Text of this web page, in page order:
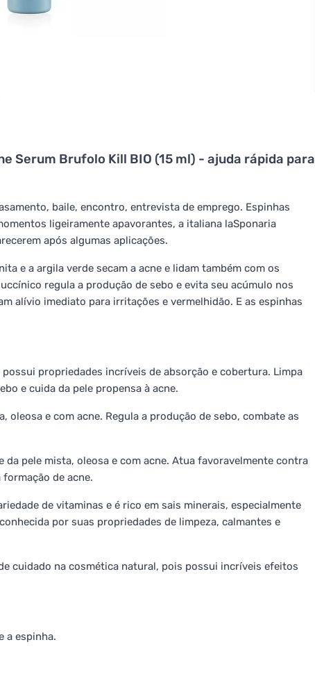
Serum Brufolo Kill BIO (15 ml) - ajuda rápida para
baile, encontro, entrevista de emprego. Espinhas
ligeiramente apavorantes, a italiana laSponaria
após algumas aplicações.
e a argila verde secam a acne e lidam também com os
regula a produção de sebo e evita seu acúmulo nos
alívio imediato para irritações e vermelhidão. E as espinhas
possui propriedades incríveis de absorção e cobertura. Limpa
e cuida da pele propensa à acne.
oleosa e com acne. Regula a produção de sebo, combate as
pele mista, oleosa e com acne. Atua favoravelmente contra
de acne.
de vitaminas e é rico em sais minerais, especialmente
por suas propriedades de limpeza, calmantes e
cuidado na cosmética natural, pois possui incríveis efeitos
a espinha.